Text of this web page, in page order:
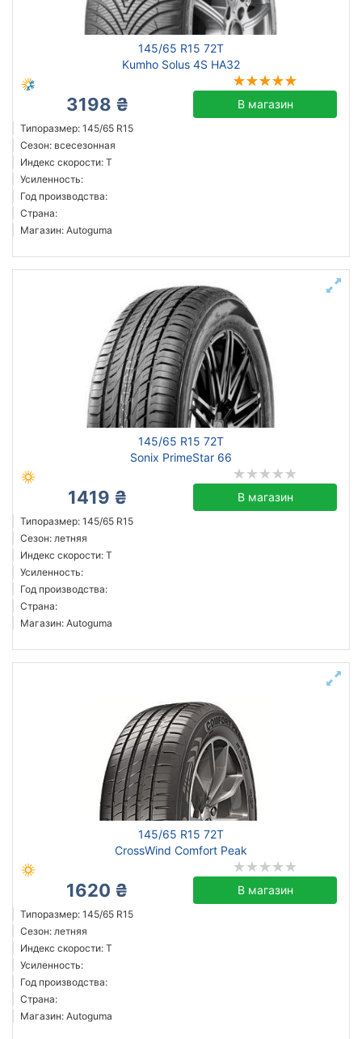
145/65 R15 72T
Kumho Solus 4S HA32
3198 ₴ В магазин
Типоразмер: 145/65 R15
Сезон: всесезонная
Индекс скорости: T
Усиленность:
Год производства:
Страна:
Магазин: Autoguma
145/65 R15 72T
Sonix PrimeStar 66
1419 ₴ В магазин
Типоразмер: 145/65 R15
Сезон: летняя
Индекс скорости: T
Усиленность:
Год производства:
Страна:
Магазин: Autoguma
145/65 R15 72T
CrossWind Comfort Peak
1620 ₴ В магазин
Типоразмер: 145/65 R15
Сезон: летняя
Индекс скорости: T
Усиленность:
Год производства:
Страна:
Магазин: Autoguma